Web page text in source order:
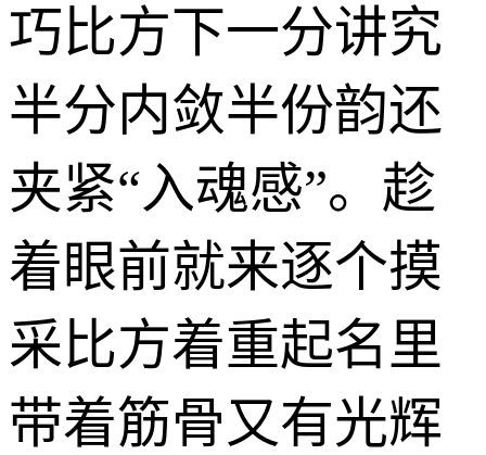
巧比方下一分讲究
半分内敛半份韵还
夹紧“入魂感”。趁
着眼前就来逐个摸
采比方着重起名里
带着筋骨又有光辉